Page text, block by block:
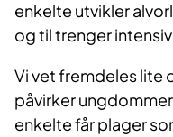
enkelte utvikler
og til trenger
Vi vet fremdeles lite
påvirker
enkelte får plager